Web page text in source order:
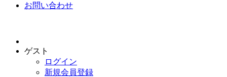
お問い合わせ
ゲスト
ログイン
新規会員登録